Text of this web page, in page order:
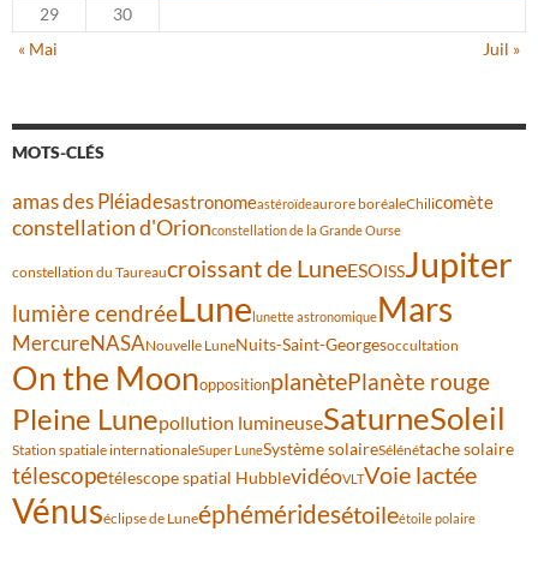
29
30
« Mai
Juil »
MOTS-CLÉS
amas des Pléiadesastronomeastéroïdeaurore boréaleChilicomète
constellation d'Orionconstellation de la Grande Ourse
constellation du Taureaucroissant de LuneESOISSJupiter
lumière cendréeLunelunette astronomiqueMars
MercureNASANouvelle LuneNuits-Saint-Georgesoccultation
On the MoonoppositionplanètePlanète rouge
Pleine Lunepollution lumineuseSaturneSoleil
Station spatiale internationaleSuper LuneSystème solaireSélénétache solaire
télescopetélescope spatial HubblevidéoVLTVoie lactée
Vénuséclipse de Luneéphéméridesétoileétoile polaire